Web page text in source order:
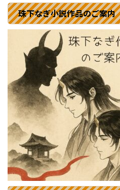
珠下なぎ小説作品のご案内